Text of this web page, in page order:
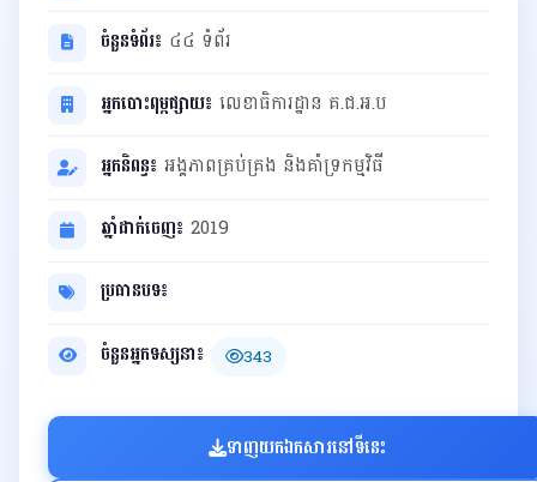
ចំនួនទំព័រ៖ ៤៤ ទំព័រ
អ្នកបោះពុម្ពផ្សាយ៖ លេខាធិការដ្ឋាន គ.ជ.អ.ប
អ្នកនិពន្ធ៖ អង្គភាពគ្រប់គ្រង និងគាំទ្រកម្មវិធី
ឆ្នាំដាក់ចេញ៖ 2019
ប្រធានបទ៖
ចំនួនអ្នកទស្សនា៖
343
ទាញយកឯកសារនៅទីនេះ